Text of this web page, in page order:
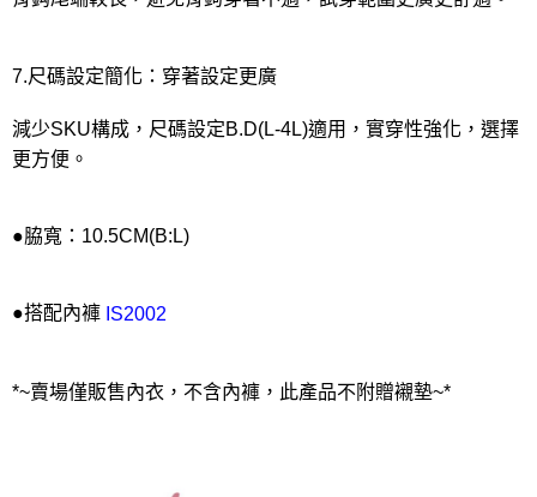
7.尺碼設定簡化：穿著設定更廣
減少SKU構成，尺碼設定B.D(L-4L)適用，實穿性強化，選擇
更方便。
●脇寬：10.5CM(B:L)
●搭配內褲 IS2002
*~賣場僅販售內衣，不含內褲，此產品不附贈襯墊~*